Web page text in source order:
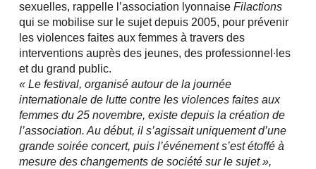
sexuelles, rappelle l’association lyonnaise Filactions
qui se mobilise sur le sujet depuis 2005, pour prévenir
les violences faites aux femmes à travers des
interventions auprès des jeunes, des professionnel∙les
et du grand public.
« Le festival, organisé autour de la journée
internationale de lutte contre les violences faites aux
femmes du 25 novembre, existe depuis la création de
l’association. Au début, il s’agissait uniquement d’une
grande soirée concert, puis l’événement s’est étoffé à
mesure des changements de société sur le sujet »,